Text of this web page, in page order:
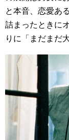
と本音、恋愛あ
詰まったときに
りに「まだまだ